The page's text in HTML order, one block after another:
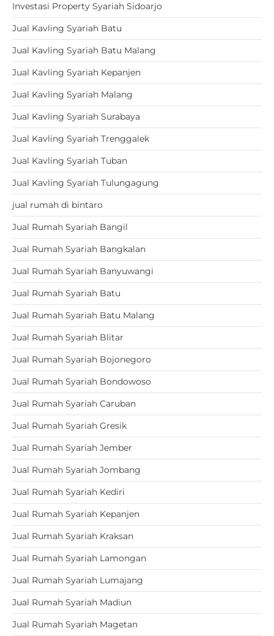
Investasi Property Syariah Sidoarjo
Jual Kavling Syariah Batu
Jual Kavling Syariah Batu Malang
Jual Kavling Syariah Kepanjen
Jual Kavling Syariah Malang
Jual Kavling Syariah Surabaya
Jual Kavling Syariah Trenggalek
Jual Kavling Syariah Tuban
Jual Kavling Syariah Tulungagung
jual rumah di bintaro
Jual Rumah Syariah Bangil
Jual Rumah Syariah Bangkalan
Jual Rumah Syariah Banyuwangi
Jual Rumah Syariah Batu
Jual Rumah Syariah Batu Malang
Jual Rumah Syariah Blitar
Jual Rumah Syariah Bojonegoro
Jual Rumah Syariah Bondowoso
Jual Rumah Syariah Caruban
Jual Rumah Syariah Gresik
Jual Rumah Syariah Jember
Jual Rumah Syariah Jombang
Jual Rumah Syariah Kediri
Jual Rumah Syariah Kepanjen
Jual Rumah Syariah Kraksan
Jual Rumah Syariah Lamongan
Jual Rumah Syariah Lumajang
Jual Rumah Syariah Madiun
Jual Rumah Syariah Magetan